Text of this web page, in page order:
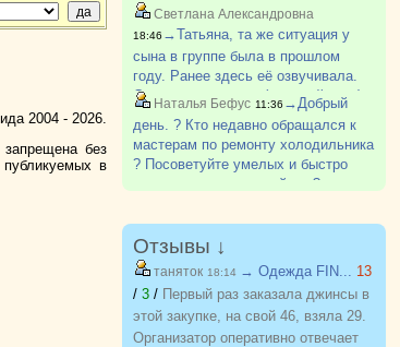
2004 - 2026.
без
в
Светлана Александровна
18:46 →Татьяна, та же ситуация у
сына в группе была в прошлом
году. Ранее здесь её озвучивала.
Студент с долгами (старший курс)
опять поступал для подстраховки и
не стал учится, тк долги успел
закрыть. Но у меня чего-то други?
Наталья Бефус 11:36 →Добрый
день. ? Кто недавно обращался к
мастерам по ремонту холодильника
? Посоветуйте умелых и быстро
приезжающих пожалуйста ?
Отзывы ↓
таняток 18:14 → Одежда FIN... 13
/ 3 / Первый раз заказала джинсы в
этой закупке, на свой 46, взяла 29.
Организатор оперативно отвечает